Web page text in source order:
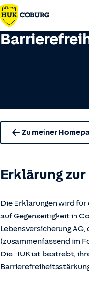
Zu meiner
Erklärung
Die Erklärungen wird
auf Gegenseitigkeit in
Lebensversicherung
(zusammenfassend im
Die HUK ist bestrebt,